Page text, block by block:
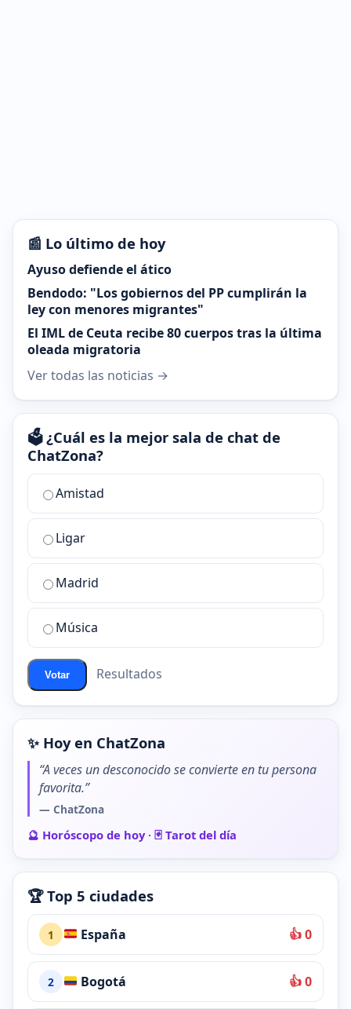
📰 Lo último de hoy
Ayuso defiende el ático
Bendodo: "Los gobiernos del PP cumplirán la
ley con menores migrantes"
El IML de Ceuta recibe 80 cuerpos tras la última
oleada migratoria
Ver todas las noticias →
🗳️ ¿Cuál es la mejor sala de chat de
ChatZona?
¿Cuál
la
mejor
sala
chat
ChatZona?
Amistad
Ligar
Madrid
Música
Votar Resultados
✨ Hoy en ChatZona
“A veces un desconocido se convierte en tu persona
favorita.”
— ChatZona
🔮 Horóscopo de hoy· 🃏 Tarot del día
🏆 Top 5 ciudades
1 España 👍 0
2 Bogotá 👍 0